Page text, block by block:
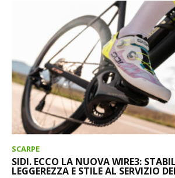
SCARPE
SIDI. ECCO LA NUOVA WIRE3:
LEGGEREZZA E STILE AL SERVIZIO